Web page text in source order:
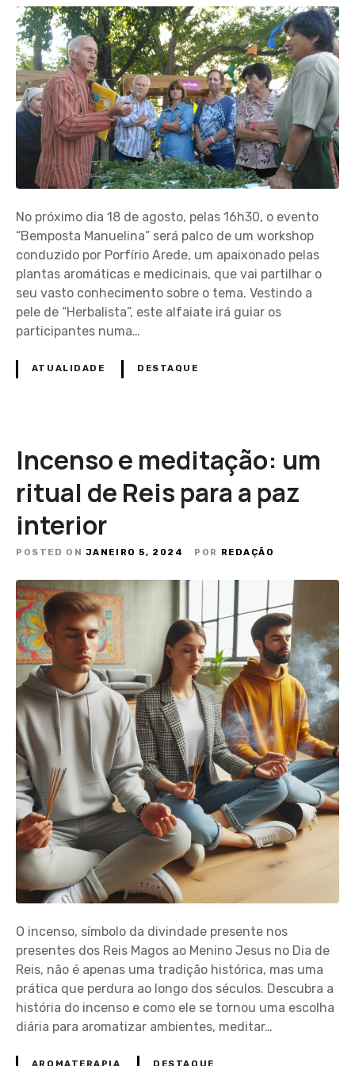
No próximo dia 18 de agosto, pelas 16h30, o evento
“Bemposta Manuelina” será palco de um workshop
conduzido por Porfírio Arede, um apaixonado pelas
plantas aromáticas e medicinais, que vai partilhar o
seu vasto conhecimento sobre o tema. Vestindo a
pele de “Herbalista”, este alfaiate irá guiar os
participantes numa…
ATUALIDADE DESTAQUE
Incenso e meditação: um
ritual de Reis para a paz
interior
POSTED ON JANEIRO 5, 2024 POR REDAÇÃO
O incenso, símbolo da divindade presente nos
presentes dos Reis Magos ao Menino Jesus no Dia de
Reis, não é apenas uma tradição histórica, mas uma
prática que perdura ao longo dos séculos. Descubra a
história do incenso e como ele se tornou uma escolha
diária para aromatizar ambientes, meditar…